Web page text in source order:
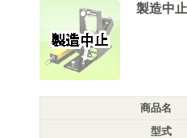
製造中
商品名
型式